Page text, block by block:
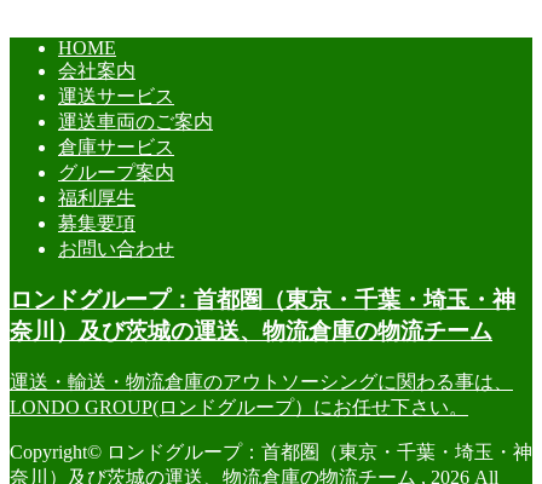
HOME
会社案内
運送サービス
運送車両のご案内
倉庫サービス
グループ案内
福利厚生
募集要項
お問い合わせ
ロンドグループ：首都圏（東京・千葉・埼玉・神
奈川）及び茨城の運送、物流倉庫の物流チーム
運送・輸送・物流倉庫のアウトソーシングに関わる事は、
LONDO GROUP(ロンドグループ）にお任せ下さい。
Copyright© ロンドグループ：首都圏（東京・千葉・埼玉・神
奈川）及び茨城の運送、物流倉庫の物流チーム , 2026 All